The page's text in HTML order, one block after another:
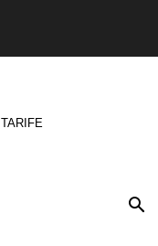
TARIFE